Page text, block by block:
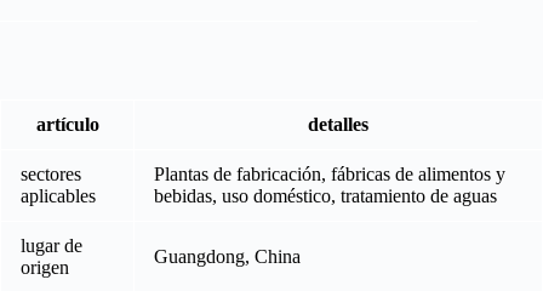
artículo detalles
sectores
aplicables
Plantas de fabricación, fábricas de alimentos y
bebidas, uso doméstico, tratamiento de aguas
lugar de
origen
Guangdong, China